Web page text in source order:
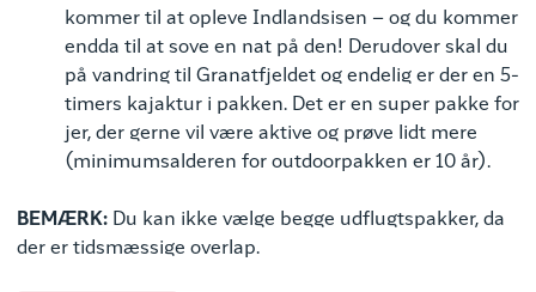
kommer til at opleve Indlandsisen – og du kommer
endda til at sove en nat på den! Derudover skal du
på vandring til Granatfjeldet og endelig er der en 5-
timers kajaktur i pakken. Det er en super pakke for
jer, der gerne vil være aktive og prøve lidt mere
(minimumsalderen for outdoorpakken er 10 år).
BEMÆRK: Du kan ikke vælge begge udflugtspakker, da
der er tidsmæssige overlap.